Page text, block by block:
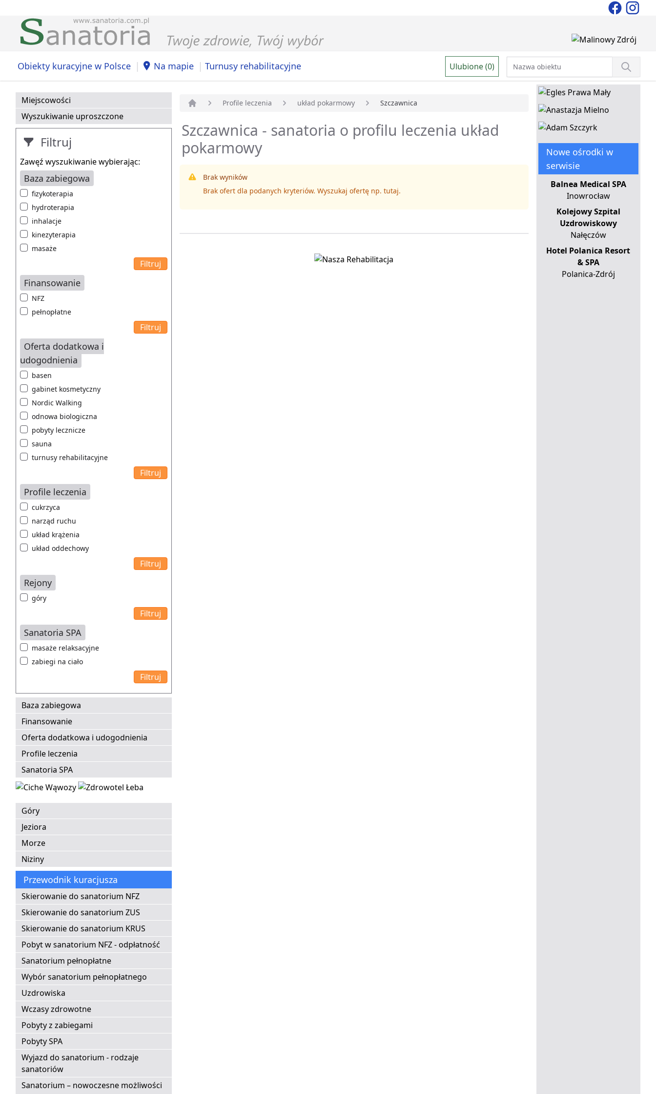
Obiekty kuracyjne w Polsce | Na mapie | Turnusy rehabilitacyjne Ulubione (0)
Miejscowości
Wyszukiwanie uproszczone
Filtruj
Zawęź wyszukiwanie wybierając:
Baza zabiegowa
fizykoterapia
hydroterapia
inhalacje
kinezyterapia
masaże
Finansowanie
NFZ
pełnopłatne
Oferta dodatkowa i
udogodnienia
basen
gabinet kosmetyczny
Nordic Walking
odnowa biologiczna
pobyty lecznicze
sauna
turnusy rehabilitacyjne
Profile leczenia
cukrzyca
narząd ruchu
układ krążenia
układ oddechowy
Rejony
góry
Sanatoria SPA
masaże relaksacyjne
zabiegi na ciało
Baza zabiegowa
Finansowanie
Oferta dodatkowa i udogodnienia
Profile leczenia
Sanatoria SPA
Góry
Jeziora
Morze
Niziny
Przewodnik kuracjusza
Skierowanie do sanatorium NFZ
Skierowanie do sanatorium ZUS
Skierowanie do sanatorium KRUS
Pobyt w sanatorium NFZ - odpłatność
Sanatorium pełnopłatne
Wybór sanatorium pełnopłatnego
Uzdrowiska
Wczasy zdrowotne
Pobyty z zabiegami
Pobyty SPA
Wyjazd do sanatorium - rodzaje
sanatoriów
Sanatorium – nowoczesne możliwości
Profile leczenia układ pokarmowy Szczawnica
Szczawnica - sanatoria o profilu leczenia układ
pokarmowy
Brak wyników
Brak ofert dla podanych kryteriów. Wyszukaj ofertę np. tutaj.
Nowe ośrodki w
serwisie
Balnea Medical SPA
Inowrocław
Kolejowy Szpital
Uzdrowiskowy
Nałęczów
Hotel Polanica Resort
& SPA
Polanica-Zdrój